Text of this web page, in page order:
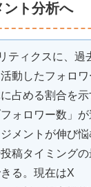
ント分析へ
ティクスに、過
動したフォロ
占める割合を示
ォロワー数」が
メントが伸び悩
稿タイミング
る。現在はX